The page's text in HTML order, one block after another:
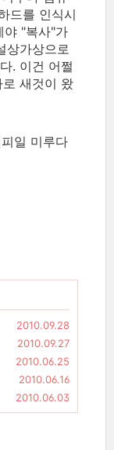
드를 인식시
야 "복사"가
상가상으로
. 이건 어쩔
새것이 왔
일 미루다
2010.09.28
2010.09.27
2010.06.25
2010.06.16
2010.06.03